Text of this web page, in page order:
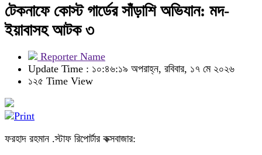
টেকনাফে কোস্ট গার্ডের সাঁড়াশি অভিযান: মদ-
ইয়াবাসহ আটক ৩
Reporter Name
Update Time : ১০:৪৬:১৯ অপরাহ্ন, রবিবার, ১৭ মে ২০২৬
১২৫ Time View
ফরহাদ রহমান .স্টাফ রিপোর্টার কক্সবাজার: